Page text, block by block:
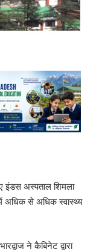
इंडस अस्पताल शिमला
अधिक से अधिक स्वास्थ्य
ने कैबिनेट द्वारा